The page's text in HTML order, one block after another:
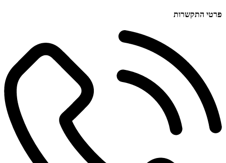
פרטי התקשרות